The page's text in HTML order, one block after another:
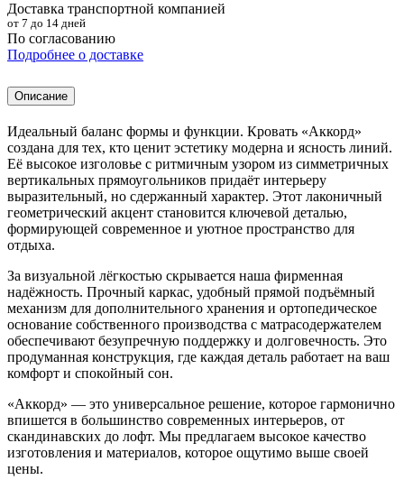
Доставка транспортной компанией
от 7 до 14 дней
По согласованию
Подробнее о доставке
Описание
Идеальный баланс формы и функции. Кровать «Аккорд»
создана для тех, кто ценит эстетику модерна и ясность линий.
Её высокое изголовье с ритмичным узором из симметричных
вертикальных прямоугольников придаёт интерьеру
выразительный, но сдержанный характер. Этот лаконичный
геометрический акцент становится ключевой деталью,
формирующей современное и уютное пространство для
отдыха.
За визуальной лёгкостью скрывается наша фирменная
надёжность. Прочный каркас, удобный прямой подъёмный
механизм для дополнительного хранения и ортопедическое
основание собственного производства с матрасодержателем
обеспечивают безупречную поддержку и долговечность. Это
продуманная конструкция, где каждая деталь работает на ваш
комфорт и спокойный сон.
«Аккорд» — это универсальное решение, которое гармонично
впишется в большинство современных интерьеров, от
скандинавских до лофт. Мы предлагаем высокое качество
изготовления и материалов, которое ощутимо выше своей
цены.